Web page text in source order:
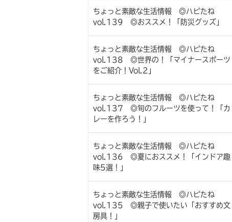
ちょっと素敵な生活情報 ◎ハピたね
vol.139 ◎おススメ！「防災グッズ」
ちょっと素敵な生活情報 ◎ハピたね
vol.138 ◎世界の！「マイナースポーツ
をご紹介！Vol.2」
ちょっと素敵な生活情報 ◎ハピたね
vol.137 ◎旬のフルーツを使って！「カ
レーを作ろう！」
ちょっと素敵な生活情報 ◎ハピたね
vol.136 ◎夏におススメ！「インドア趣
味5選！」
ちょっと素敵な生活情報 ◎ハピたね
vol.135 ◎親子で使いたい「おすすめ文
房具！」